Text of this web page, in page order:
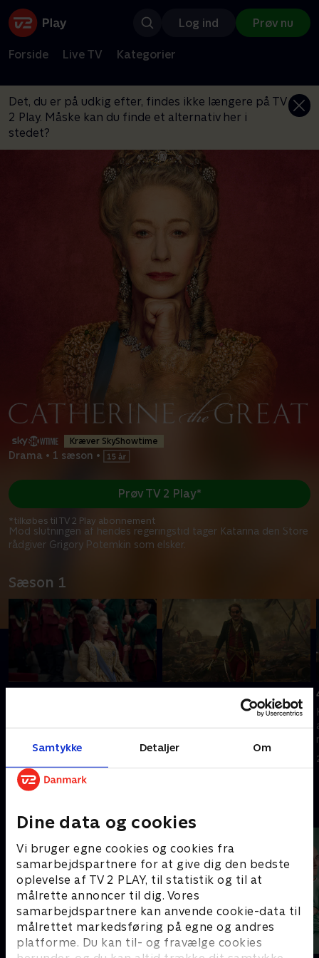
Samtykke Detaljer Om
Dine data og cookies
Vi bruger egne cookies og cookies fra
samarbejdspartnere for at give dig den bedste
oplevelse af TV 2 PLAY, til statistik og til at
målrette annoncer til dig. Vores
samarbejdspartnere kan anvende cookie-data til
målrettet markedsføring på egne og andres
platforme. Du kan til- og fravælge cookies
Log ind Prøv nu
Forside Live TV Kategorier
Det, du er på udkig efter, findes ikke længere på TV
2 Play. Måske kan du finde et alternativ her i
stedet?
Kræver SkyShowtime
Drama • 1 sæson •
Mod slutningen af hendes regeringstid tager Katarina den Store
rådgiver Grigory Potemkin som elsker.
Prøv TV 2 Play*
*tilkøbes til TV 2 Play abonnement
Sæson 1
Katarina den Store står over
omhandler hendes trone, fra
alle sider.
20. september 2022 • 49 min
Potemkin vender sejrrig tilbage
fra krig. Utilfredshed vokser